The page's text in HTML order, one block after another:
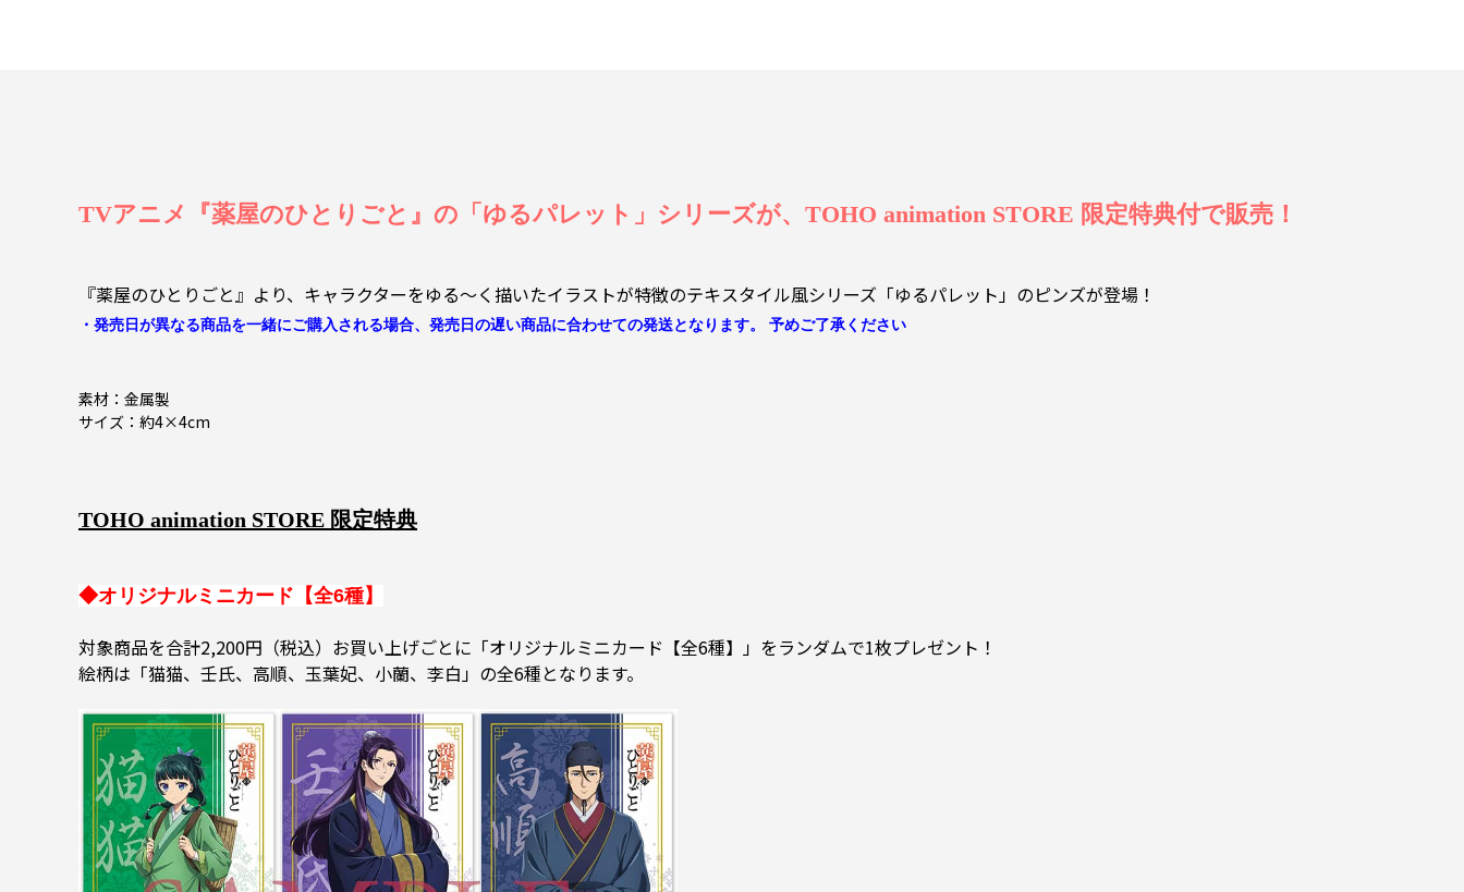
TVアニメ『薬屋のひとりごと』の「ゆるパレット」シリーズが、TOHO animation STORE 限定特典付で販売！
『薬屋のひとりごと』より、キャラクターをゆる～く描いたイラストが特徴のテキスタイル風シリーズ「ゆるパレット」のピンズが登場！
・ 発売日が異なる商品を一緒にご購入される場合、発売日の遅い商品に合わせての発送となります。 予めご了承ください
素材：金属製
サイズ：約4×4cm
TOHO animation STORE 限定特典
◆オリジナルミニカード【全6種】
対象商品を合計2,200円（税込）お買い上げごとに「オリジナルミニカード【全6種】」をランダムで1枚プレゼント！
絵柄は「猫猫、壬氏、高順、玉葉妃、小蘭、李白」の全6種となります。